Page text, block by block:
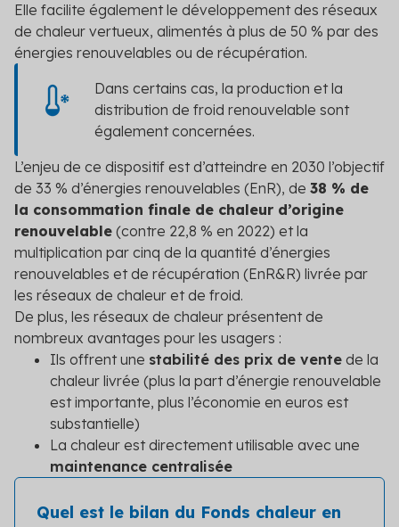
Elle facilite également le développement des réseaux
de chaleur vertueux, alimentés à plus de 50 % par des
énergies renouvelables ou de récupération.
Dans certains cas, la production et la
distribution de froid renouvelable sont
également concernées.
L’enjeu de ce dispositif est d’atteindre en 2030 l’objectif
de 33 % d’énergies renouvelables (EnR), de 38 % de
la consommation finale de chaleur d’origine
renouvelable (contre 22,8 % en 2022) et la
multiplication par cinq de la quantité d’énergies
renouvelables et de récupération (EnR&R) livrée par
les réseaux de chaleur et de froid.
De plus, les réseaux de chaleur présentent de
nombreux avantages pour les usagers :
Ils offrent une stabilité des prix de vente de la
chaleur livrée (plus la part d’énergie renouvelable
est importante, plus l’économie en euros est
substantielle)
La chaleur est directement utilisable avec une
maintenance centralisée
Quel est le bilan du Fonds chaleur en